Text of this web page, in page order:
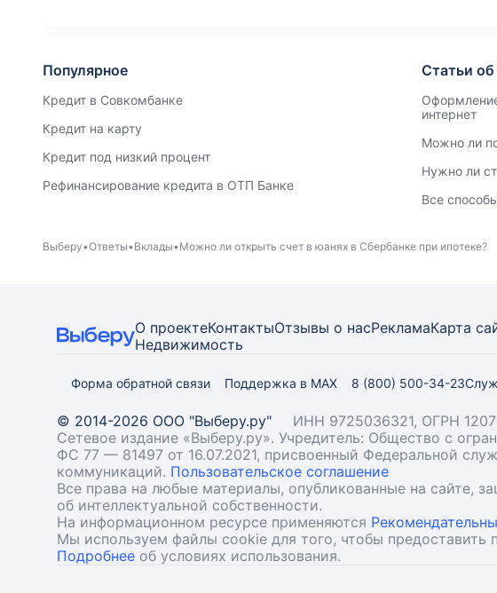
Популярное
Кредит в Совкомбанке
Кредит на карту
Кредит под низкий процент
Рефинансирование кредита в ОТП Банке
Статьи об
интернет
Можно ли
Нужно ли
Все
Выберу Ответы Вклады Можно ли открыть счет в юанях в Сбербанке при ипотеке?
О проектеКонтактыОтзывы о насРекламаКарта
Недвижимость
Форма обратной связи Поддержка в MAX 8 (800) 500-34-23
© 2014-2026 ООО "Выберу.ру"
ИНН 9725036321, ОГРН
Сетевое издание «Выберу.ру». Учредитель: Общество с
ФС 77 — 81497 от 16.07.2021, присвоенный Федеральной
коммуникаций. Пользовательское соглашение
Все права на любые материалы, опубликованные на сайте,
об интеллектуальной собственности.
На информационном ресурсе применяются
Мы используем файлы cookie для того, чтобы
Подробнее об условиях использования.